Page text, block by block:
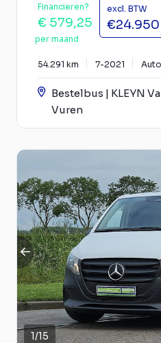
Financieren?
€ 579,25
per maand
excl. BTW
€24.950
54.291 km 7-2021
Bestelbus | KLEYN
Vuren
1/15